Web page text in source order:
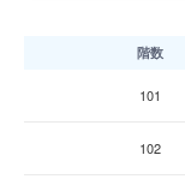
階数
101
102